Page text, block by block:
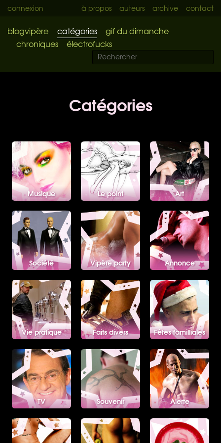
connexion à propos auteurs archive contact
blogvipère catégories
gif du dimanche
chroniques
électrofucks
Catégories
Musique Le point Art
Société Vipère party Annonce
Vie pratique Faits divers Fêtes familliales
TV Souvenir Alerte